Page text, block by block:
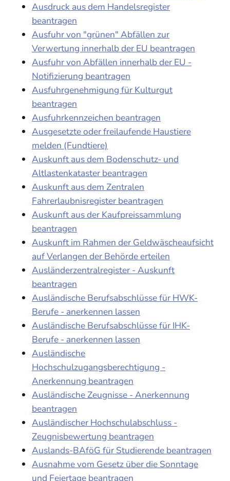
Ausdruck aus dem Handelsregister
beantragen
Ausfuhr von "grünen" Abfällen zur
Verwertung innerhalb der EU beantragen
Ausfuhr von Abfällen innerhalb der EU -
Notifizierung beantragen
Ausfuhrgenehmigung für Kulturgut
beantragen
Ausfuhrkennzeichen beantragen
Ausgesetzte oder freilaufende Haustiere
melden (Fundtiere)
Auskunft aus dem Bodenschutz- und
Altlastenkataster beantragen
Auskunft aus dem Zentralen
Fahrerlaubnisregister beantragen
Auskunft aus der Kaufpreissammlung
beantragen
Auskunft im Rahmen der Geldwäscheaufsicht
auf Verlangen der Behörde erteilen
Ausländerzentralregister - Auskunft
beantragen
Ausländische Berufsabschlüsse für HWK-
Berufe - anerkennen lassen
Ausländische Berufsabschlüsse für IHK-
Berufe - anerkennen lassen
Ausländische
Hochschulzugangsberechtigung -
Anerkennung beantragen
Ausländische Zeugnisse - Anerkennung
beantragen
Ausländischer Hochschulabschluss -
Zeugnisbewertung beantragen
Auslands-BAföG für Studierende beantragen
Ausnahme vom Gesetz über die Sonntage
und Feiertage beantragen